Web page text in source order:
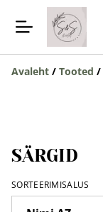
Avaleht / Tooted /
SÄRGID
SORTEERIMISALUS